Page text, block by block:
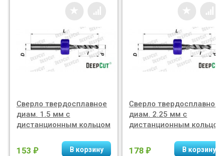
Сверло твердосплавное
диам. 1.5 мм с
дистанционным кольцом
153 ₽
Сверло твердосплавное
диам. 2.25 мм с
дистанционным кольцом
178 ₽